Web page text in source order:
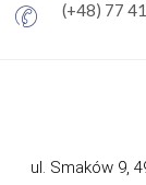
(+48) 77
ul. Smaków 9,